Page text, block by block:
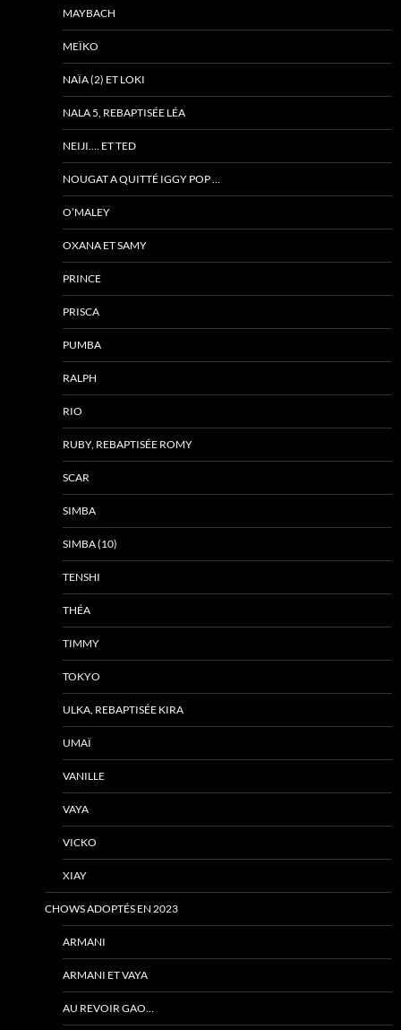
MAYBACH
MEÏKO
NAÏA (2) ET LOKI
NALA 5, REBAPTISÉE LÉA
NEIJI…. ET TED
NOUGAT A QUITTÉ IGGY POP …
O’MALEY
OXANA ET SAMY
PRINCE
PRISCA
PUMBA
RALPH
RIO
RUBY, REBAPTISÉE ROMY
SCAR
SIMBA
SIMBA (10)
TENSHI
THÉA
TIMMY
TOKYO
ULKA, REBAPTISÉE KIRA
UMAÏ
VANILLE
VAYA
VICKO
XIAY
CHOWS ADOPTÉS EN 2023
ARMANI
ARMANI ET VAYA
AU REVOIR GAO…